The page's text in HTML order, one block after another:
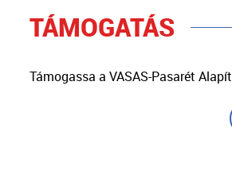
TÁMOGATÁS
Támogassa a VASAS-Pasarét